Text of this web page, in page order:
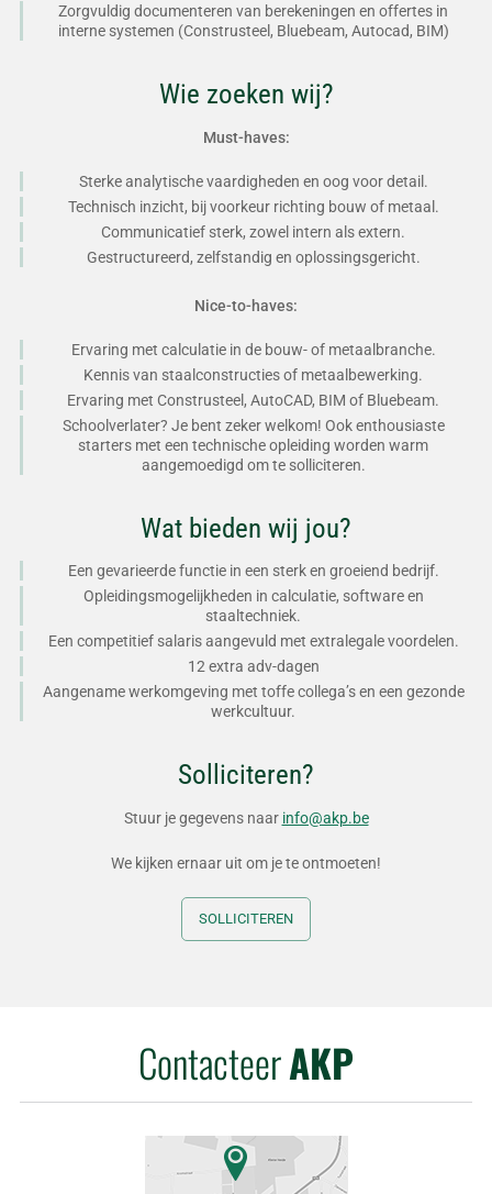
Zorgvuldig documenteren van berekeningen en offertes in
interne systemen (Construsteel, Bluebeam, Autocad, BIM)
Wie zoeken wij?
Must-haves:
Sterke analytische vaardigheden en oog voor detail.
Technisch inzicht, bij voorkeur richting bouw of metaal.
Communicatief sterk, zowel intern als extern.
Gestructureerd, zelfstandig en oplossingsgericht.
Nice-to-haves:
Ervaring met calculatie in de bouw- of metaalbranche.
Kennis van staalconstructies of metaalbewerking.
Ervaring met Construsteel, AutoCAD, BIM of Bluebeam.
Schoolverlater? Je bent zeker welkom! Ook enthousiaste
starters met een technische opleiding worden warm
aangemoedigd om te solliciteren.
Wat bieden wij jou?
Een gevarieerde functie in een sterk en groeiend bedrijf.
Opleidingsmogelijkheden in calculatie, software en
staaltechniek.
Een competitief salaris aangevuld met extralegale voordelen.
12 extra adv-dagen
Aangename werkomgeving met toffe collega’s en een gezonde
werkcultuur.
Solliciteren?
Stuur je gegevens naar info@akp.be
We kijken ernaar uit om je te ontmoeten!
SOLLICITEREN
ContacteerAKP